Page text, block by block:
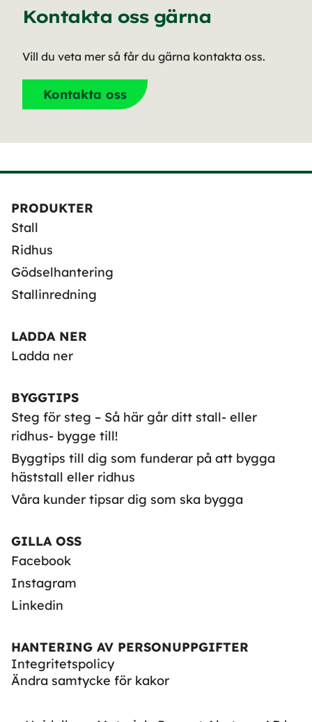
Kontakta oss gärna
Vill du veta mer så får du gärna kontakta oss.
Kontakta oss
PRODUKTER
Stall
Ridhus
Gödselhantering
Stallinredning
LADDA NER
Ladda ner
BYGGTIPS
Steg för steg – Så här går ditt stall- eller
ridhus- bygge till!
Byggtips till dig som funderar på att bygga
häststall eller ridhus
Våra kunder tipsar dig som ska bygga
GILLA OSS
Facebook
Instagram
Linkedin
HANTERING AV PERSONUPPGIFTER
Integritetspolicy
Ändra samtycke för kakor